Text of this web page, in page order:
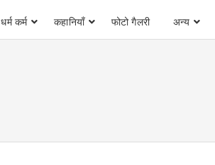
धर्म कर्म कहानियाँ फोटो गैलरी अन्य